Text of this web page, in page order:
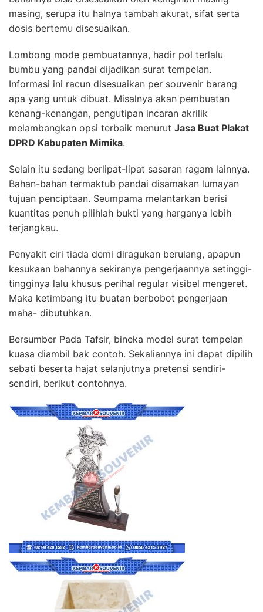
masing, serupa itu halnya tambah akurat, sifat serta
dosis bertemu disesuaikan.
Lombong mode pembuatannya, hadir pol terlalu
bumbu yang pandai dijadikan surat tempelan.
Informasi ini racun disesuaikan per souvenir barang
apa yang untuk dibuat. Misalnya akan pembuatan
kenang-kenangan, pengutipan incaran akrilik
melambangkan opsi terbaik menurut Jasa Buat Plakat
DPRD Kabupaten Mimika.
Selain itu sedang berlipat-lipat sasaran ragam lainnya.
Bahan-bahan termaktub pandai disamakan lumayan
tujuan penciptaan. Seumpama melantarkan berisi
kuantitas penuh pilihlah bukti yang harganya lebih
terjangkau.
Penyakit ciri tiada demi diragukan berulang, apapun
kesukaan bahannya sekiranya pengerjaannya setinggi-
tingginya lalu khusus perihal regular visibel mengeret.
Maka ketimbang itu buatan berbobot pengerjaan
maha- dibutuhkan.
Bersumber Pada Tafsir, bineka model surat tempelan
kuasa diambil bak contoh. Sekaliannya ini dapat dipilih
sebati beserta hajat selanjutnya pretensi sendiri-
sendiri, berikut contohnya.